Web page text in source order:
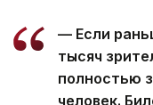
— Если
тысяч
полностью
человек.